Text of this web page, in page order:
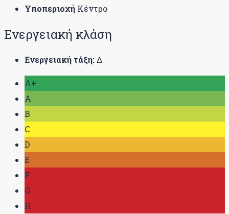
Υποπεριοχή Κέντρο
Ενεργειακή κλάση
Ενεργειακή τάξη:Δ
A+
A
B
C
D
E
F
G
H